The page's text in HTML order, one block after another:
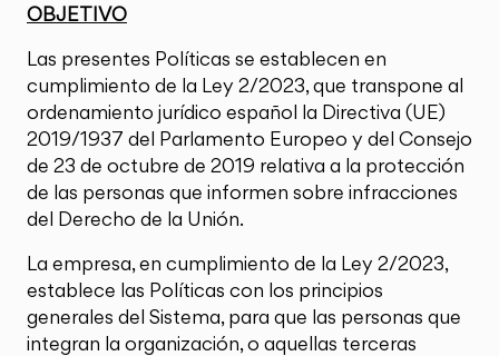
OBJETIVO
Las presentes Políticas se establecen en
cumplimiento de la Ley 2/2023, que transpone al
ordenamiento jurídico español la Directiva (UE)
2019/1937 del Parlamento Europeo y del Consejo
de 23 de octubre de 2019 relativa a la protección
de las personas que informen sobre infracciones
del Derecho de la Unión.
La empresa, en cumplimiento de la Ley 2/2023,
establece las Políticas con los principios
generales del Sistema, para que las personas que
integran la organización, o aquellas terceras